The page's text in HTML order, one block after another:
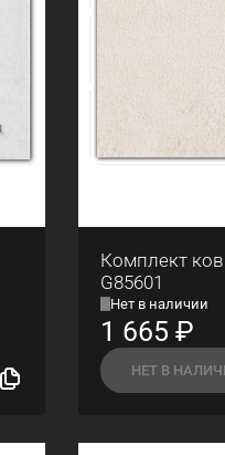
Комплект
G85601
Нет в наличии
1 665 ₽
НЕТ В